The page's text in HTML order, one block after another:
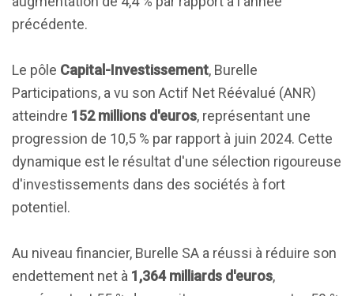
précédente.
Le pôle Capital-Investissement, Burelle
Participations, a vu son Actif Net Réévalué (ANR)
atteindre 152 millions d'euros, représentant une
progression de 10,5 % par rapport à juin 2024. Cette
dynamique est le résultat d'une sélection rigoureuse
d'investissements dans des sociétés à fort
potentiel.
Au niveau financier, Burelle SA a réussi à réduire son
endettement net à 1,364 milliards d'euros,